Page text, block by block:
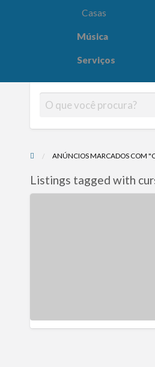
Casas
Música
Serviços
ANÚNCIOS MARCADOS COM
Listings tagged with